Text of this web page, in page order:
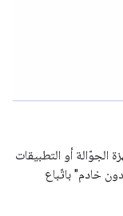
أو التطبيقات
خادم" باتّباع